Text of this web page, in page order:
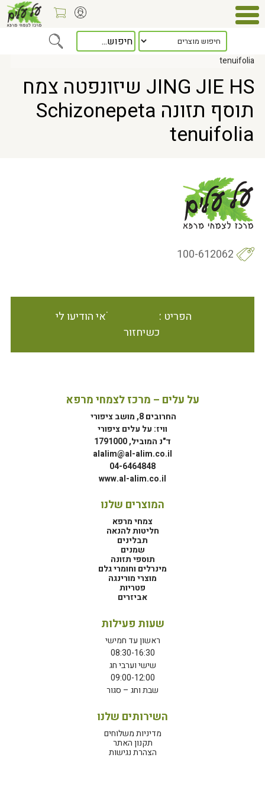
Home
> JING JIE HS שיזונפטה צמח תוסף תזונה Schizonepeta
tenuifolia
JING JIE HS שיזונפטה צמח
תוסף תזונה Schizonepeta
tenuifolia
100-612062
הפריט אינו זמין במלאי הודיעו לי
כשיחזור
על עלים – מרכז לצמחי מרפא
החרובים 8, מושב ציפורי
וויז: על עלים ציפורי
ד"נ המוביל, 1791000
alalim@al-alim.co.il
04-6464848
www.al-alim.co.il
המוצרים שלנו
צמחי מרפא
חליטות להנאה
תבלינים
שמנים
תוספי תזונה
מינרלים וחומרי גלם
מוצרי מורינגה
פטריות
אביזרים
שעות פעילות
ראשון עד חמישי
08:30-16:30
שישי וערבי חג
09:00-12:00
שבת וחג – סגור
השירותים שלנו
מדיניות משלוחים
תקנון האתר
הצהרת נגישות